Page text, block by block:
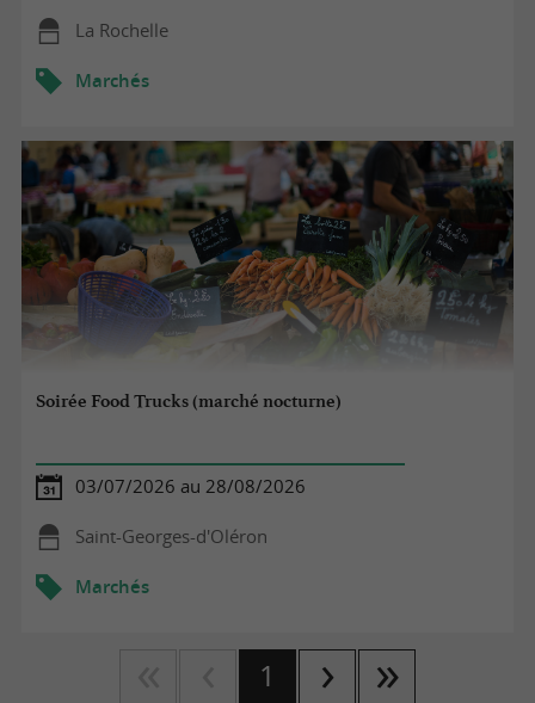
La Rochelle
Marchés
Soirée Food Trucks (marché nocturne)
03/07/2026 au 28/08/2026
Saint-Georges-d'Oléron
Marchés
1